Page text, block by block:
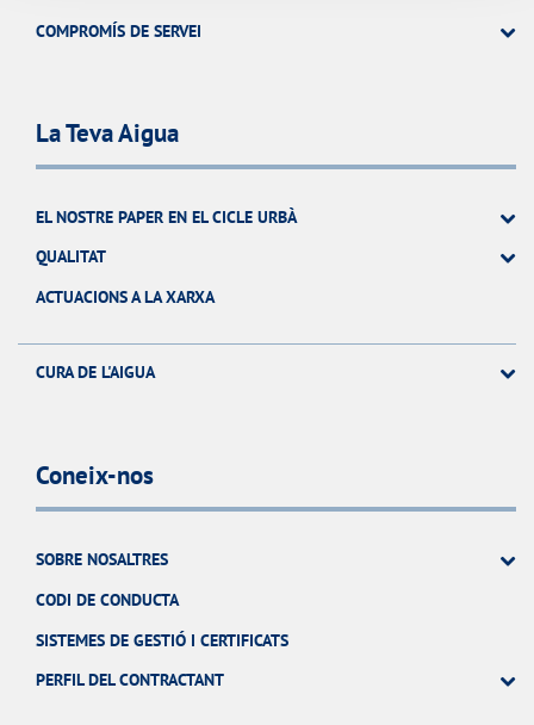
COMPROMÍS DE SERVEI
La Teva Aigua
EL NOSTRE PAPER EN EL CICLE URBÀ
QUALITAT
ACTUACIONS A LA XARXA
CURA DE L'AIGUA
Coneix-nos
SOBRE NOSALTRES
CODI DE CONDUCTA
SISTEMES DE GESTIÓ I CERTIFICATS
PERFIL DEL CONTRACTANT